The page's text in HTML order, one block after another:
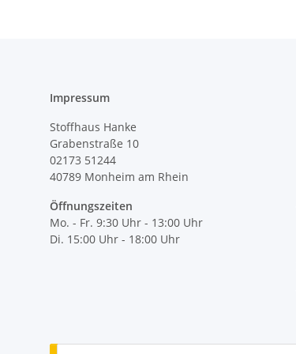
Impressum
Stoffhaus Hanke
Grabenstraße 10
02173 51244
40789 Monheim am Rhein
Öffnungszeiten
Mo. - Fr. 9:30 Uhr - 13:00 Uhr
Di. 15:00 Uhr - 18:00 Uhr